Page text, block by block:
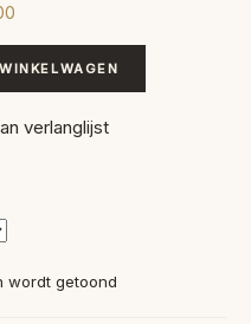
verlanglijst
wordt getoond